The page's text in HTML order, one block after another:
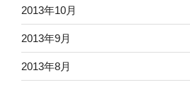
2013年10月
2013年9月
2013年8月